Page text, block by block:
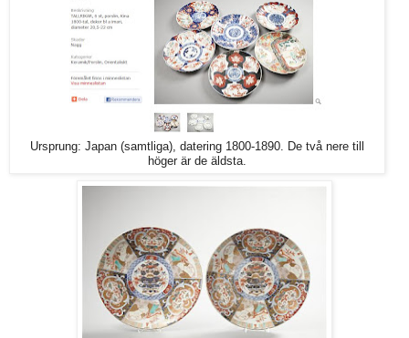
Ursprung: Japan (samtliga), datering 1800-1890. De två nere till
höger är de äldsta.